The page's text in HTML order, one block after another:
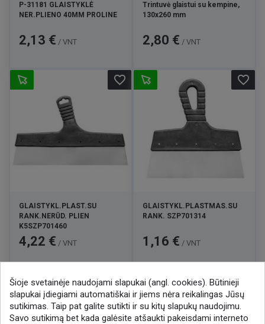
P-31181 GLAISTYKLĖ
NER.PLIENO 40MM PROLINE
Kaina
2,13 € / VNT
Trintuvė glaistui su kempine,
130x260 mm
Kaina
2,80 € / VNT
GLAISTYKL.PLAST.SU
RANK.NERŪD. PLIEN
K5SZP701460
Kaina
4,22 € / VNT
favorite_border
GLAISTYKL.PLASTMAS.SU
RANK. SZP701314
Kaina
1,16 € / VNT
favorite_border
1 2 3 … 7 
Šioje svetainėje naudojami slapukai (angl. cookies). Būtinieji
slapukai įdiegiami automatiškai ir jiems nėra reikalingas Jūsų
sutikimas. Taip pat galite sutikti ir su kitų slapukų naudojimu.
Savo sutikimą bet kada galėsite atšaukti pakeisdami interneto